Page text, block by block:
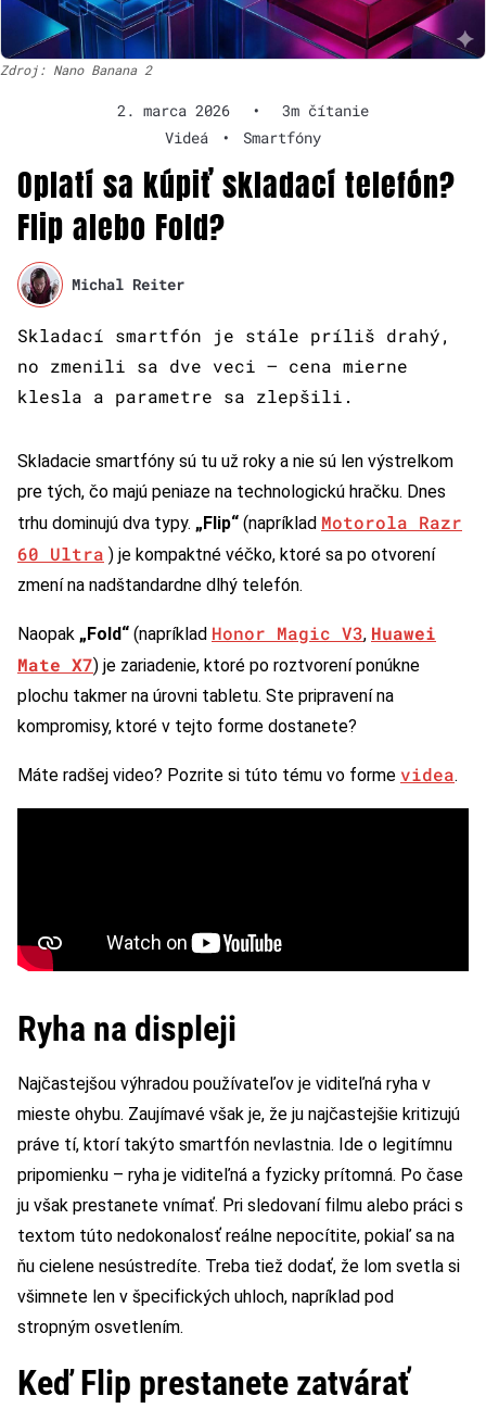
Zdroj: Nano Banana 2
2. marca 2026 •
3m čítanie
Videá
• Smartfóny
Oplatí sa kúpiť skladací telefón?
Flip alebo Fold?
Michal Reiter
Skladací smartfón je stále príliš drahý,
no zmenili sa dve veci – cena mierne
klesla a parametre sa zlepšili.
Skladacie smartfóny sú tu už roky a nie sú len výstrelkom
pre tých, čo majú peniaze na technologickú hračku. Dnes
trhu dominujú dva typy. „Flip“ (napríklad Motorola Razr
60 Ultra ) je kompaktné véčko, ktoré sa po otvorení
zmení na nadštandardne dlhý telefón.
Naopak „Fold“ (napríklad Honor Magic V3, Huawei
Mate X7) je zariadenie, ktoré po roztvorení ponúkne
plochu takmer na úrovni tabletu. Ste pripravení na
kompromisy, ktoré v tejto forme dostanete?
Máte radšej video? Pozrite si túto tému vo forme videa.
Ryha na displeji
Najčastejšou výhradou používateľov je viditeľná ryha v
mieste ohybu. Zaujímavé však je, že ju najčastejšie kritizujú
práve tí, ktorí takýto smartfón nevlastnia. Ide o legitímnu
pripomienku – ryha je viditeľná a fyzicky prítomná. Po čase
ju však prestanete vnímať. Pri sledovaní filmu alebo práci s
textom túto nedokonalosť reálne nepocítite, pokiaľ sa na
ňu cielene nesústredíte. Treba tiež dodať, že lom svetla si
všimnete len v špecifických uhloch, napríklad pod
stropným osvetlením.
Keď Flip prestanete zatvárať